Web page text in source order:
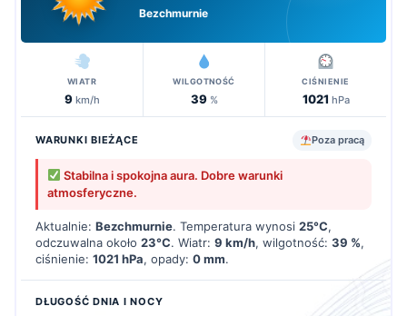
Bezchmurnie
WIATR
9km/h
WILGOTNOŚĆ
39%
CIŚNIENIE
1021 hPa
WARUNKI BIEŻĄCE Poza pracą
Stabilna i spokojna aura. Dobre warunki
atmosferyczne.
Aktualnie: Bezchmurnie. Temperatura wynosi 25°C,
odczuwalna około 23°C. Wiatr: 9 km/h, wilgotność: 39 %,
ciśnienie: 1021 hPa, opady: 0 mm.
DŁUGOŚĆ DNIA I NOCY